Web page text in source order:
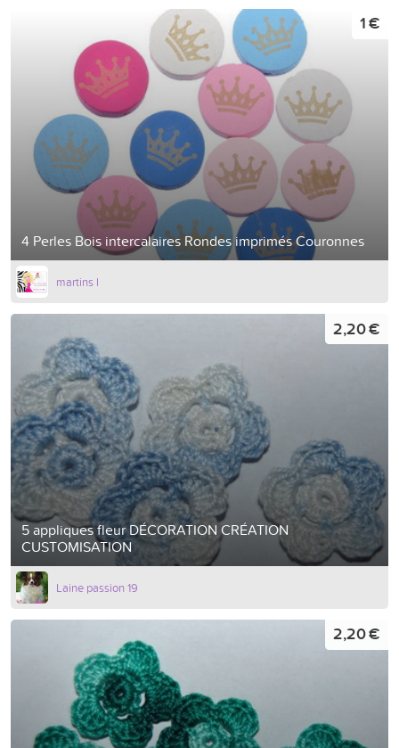
4 Perles Bois intercalaires Rondes imprimés Couronnes
1 €
martins l
5 appliques fleur DÉCORATION CRÉATION
CUSTOMISATION
2,20 €
Laine passion 19
2,20 €